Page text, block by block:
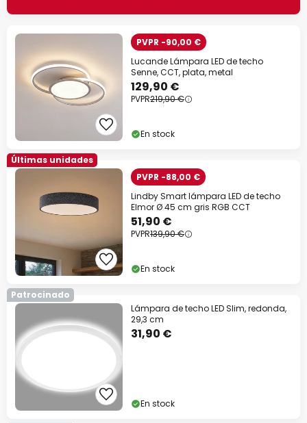
PVPR -90,00 €
Lucande Lámpara LED de techo
Senne, CCT, plata, metal
129,90 €
PVPR219,90 €
En stock
Últimas unidades
PVPR -88,00 €
Lindby Smart lámpara LED de techo
Elmor Ø 45 cm gris RGB CCT
51,90 €
PVPR139,90 €
En stock
Patrocinado
Lámpara de techo LED Slim, redonda,
29,3 cm
31,90 €
En stock